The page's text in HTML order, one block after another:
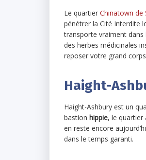
Le quartier Chinatown de
pénétrer la Cité Interdite
transporte vraiment dans
des herbes médicinales
reposer votre grand
Haight-
Haight-Ashbury est un
bastion hippie, le quartier
en reste encore
dans le temps garanti.